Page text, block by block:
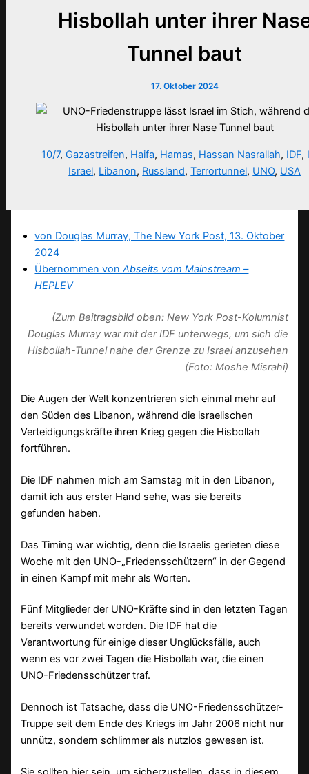
Hisbollah unter ihrer
Tunnel baut
17. Oktober 2024
10/7, Gazastreifen, Haifa, Hamas, Hassan Nasrallah, IDF,
Israel, Libanon, Russland,Terrortunnel, UNO, USA
von Douglas Murray, The New York Post, 13. Oktober
2024
Übernommen vonAbseits vom Mainstream –
HEPLEV
(Zum Beitragsbild oben: New York Post-Kolumnist
Douglas Murray war mit der IDF unterwegs, um sich die
Hisbollah-Tunnel nahe der Grenze zu Israel anzusehen
(Foto: Moshe Misrahi)
Die Augen der Welt konzentrieren sich einmal mehr auf
den Süden des Libanon, während die israelischen
Verteidigungskräfte ihren Krieg gegen die Hisbollah
fortführen.
Die IDF nahmen mich am Samstag mit in den Libanon,
damit ich aus erster Hand sehe, was sie bereits
gefunden haben.
Das Timing war wichtig, denn die Israelis gerieten diese
Woche mit den UNO-„Friedensschützern“ in der Gegend
in einen Kampf mit mehr als Worten.
Fünf Mitglieder der UNO-Kräfte sind in den letzten Tagen
bereits verwundet worden. Die IDF hat die
Verantwortung für einige dieser Unglücksfälle, auch
wenn es vor zwei Tagen die Hisbollah war, die einen
UNO-Friedensschützer traf.
Dennoch ist Tatsache, dass die UNO-Friedensschützer-
Truppe seit dem Ende des Kriegs im Jahr 2006 nicht nur
unnütz, sondern schlimmer als nutzlos gewesen ist.